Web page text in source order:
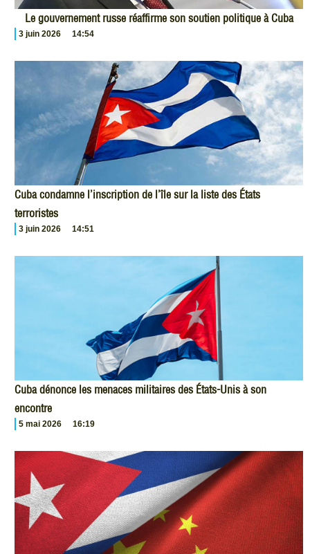
Le gouvernement russe réaffirme son soutien politique à Cuba
3 juin 2026 14:54
Cuba condamne l’inscription de l’île sur la liste des États
terroristes
3 juin 2026 14:51
Cuba dénonce les menaces militaires des États-Unis à son
encontre
5 mai 2026 16:19